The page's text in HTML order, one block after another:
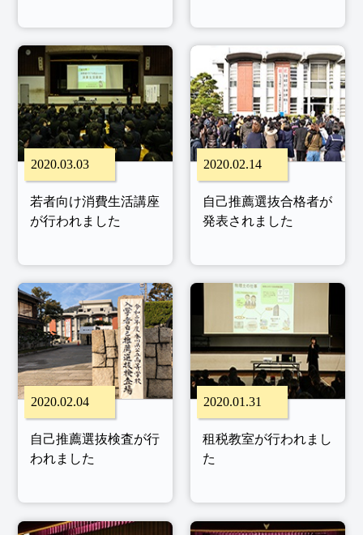
2020.03.03
若者向け消費生活講座
が行われました
2020.02.14
自己推薦選抜合格者が
発表されました
2020.02.04
自己推薦選抜検査が行
われました
2020.01.31
租税教室が行われまし
た